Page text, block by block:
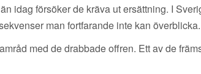
idag försöker de kräva ut ersättning. I
man fortfarande inte kan
med de drabbade offren. Ett av de